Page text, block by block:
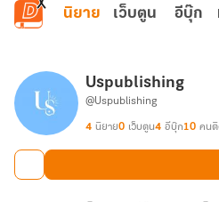
ข้ามไปยังเนื้อหาหลัก
นิยาย เว็บตูน อีบุ๊ก
Uspublishing
@Uspublishing
4 นิยาย0 เว็บตูน4 อีบุ๊ก10 คนติ